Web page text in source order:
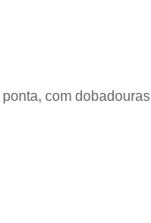
com dobadouras